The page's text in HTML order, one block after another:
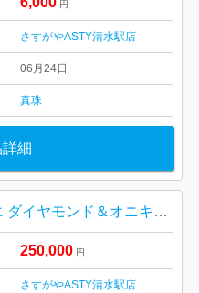
円
さすがやASTY清水駅店
06月24日
真珠
細
カルティエ ダイヤモンド＆オニキス リング
250,000 円
さすがやASTY清水駅店